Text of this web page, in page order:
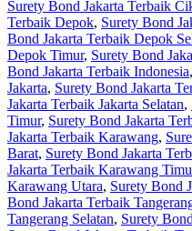
Surety Bond Jakarta Terbaik
Terbaik Depok, Surety Bond
Bond Jakarta Terbaik Depok
Depok Timur, Surety Bond
Bond Jakarta Terbaik Indonesia,
Jakarta, Surety Bond Jakarta
Jakarta Terbaik Jakarta Selatan,
Timur, Surety Bond Jakarta
Jakarta Terbaik Karawang,
Barat, Surety Bond Jakarta
Jakarta Terbaik Karawang
Karawang Utara, Surety Bond
Bond Jakarta Terbaik
Tangerang Selatan, Surety